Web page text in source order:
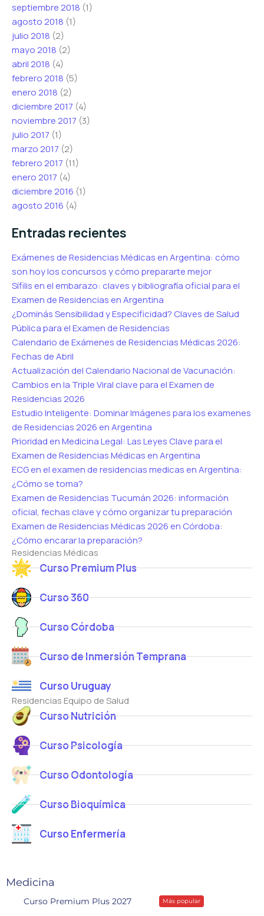
septiembre 2018 (1)
agosto 2018 (1)
julio 2018 (2)
mayo 2018 (2)
abril 2018 (4)
febrero 2018 (5)
enero 2018 (2)
diciembre 2017 (4)
noviembre 2017 (3)
julio 2017 (1)
marzo 2017 (2)
febrero 2017 (11)
enero 2017 (4)
diciembre 2016 (1)
agosto 2016 (4)
Entradas recientes
Exámenes de Residencias Médicas en Argentina: cómo
son hoy los concursos y cómo prepararte mejor
Sífilis en el embarazo: claves y bibliografía oficial para el
Examen de Residencias en Argentina
¿Dominás Sensibilidad y Especificidad? Claves de Salud
Pública para el Examen de Residencias
Calendario de Exámenes de Residencias Médicas 2026:
Fechas de Abril
Actualización del Calendario Nacional de Vacunación:
Cambios en la Triple Viral clave para el Examen de
Residencias 2026
Estudio Inteligente: Dominar Imágenes para los examenes
de Residencias 2026 en Argentina
Prioridad en Medicina Legal: Las Leyes Clave para el
Examen de Residencias Médicas en Argentina
ECG en el examen de residencias medicas en Argentina:
¿Cómo se toma?
Examen de Residencias Tucumán 2026: información
oficial, fechas clave y cómo organizar tu preparación
Examen de Residencias Médicas 2026 en Córdoba:
¿Cómo encarar la preparación?
Residencias Médicas
Curso Premium Plus
Curso 360
Curso Córdoba
Curso de Inmersión Temprana
Curso Uruguay
Residencias Equipo de Salud
Curso Nutrición
Curso Psicología
Curso Odontología
Curso Bioquímica
Curso Enfermería
Medicina
Curso Premium Plus 2027 Más popular